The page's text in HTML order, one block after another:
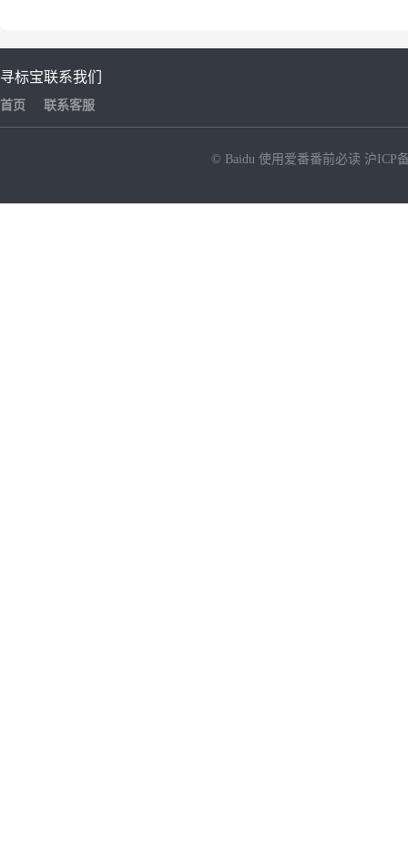
寻标宝
首页
联系我们
联系客服
© Baidu 使用爱番番前必读 沪ICP